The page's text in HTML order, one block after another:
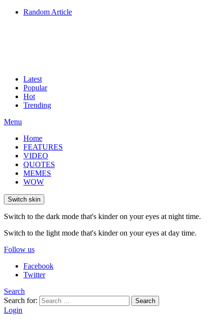
Random Article
Latest
Popular
Hot
Trending
Menu
Home
FEATURES
VIDEO
QUOTES
MEMES
WOW
Switch skin
Switch to the dark mode that's kinder on your eyes at night time.
Switch to the light mode that's kinder on your eyes at day time.
Follow us
Facebook
Twitter
Search
Search for:
Search
Login